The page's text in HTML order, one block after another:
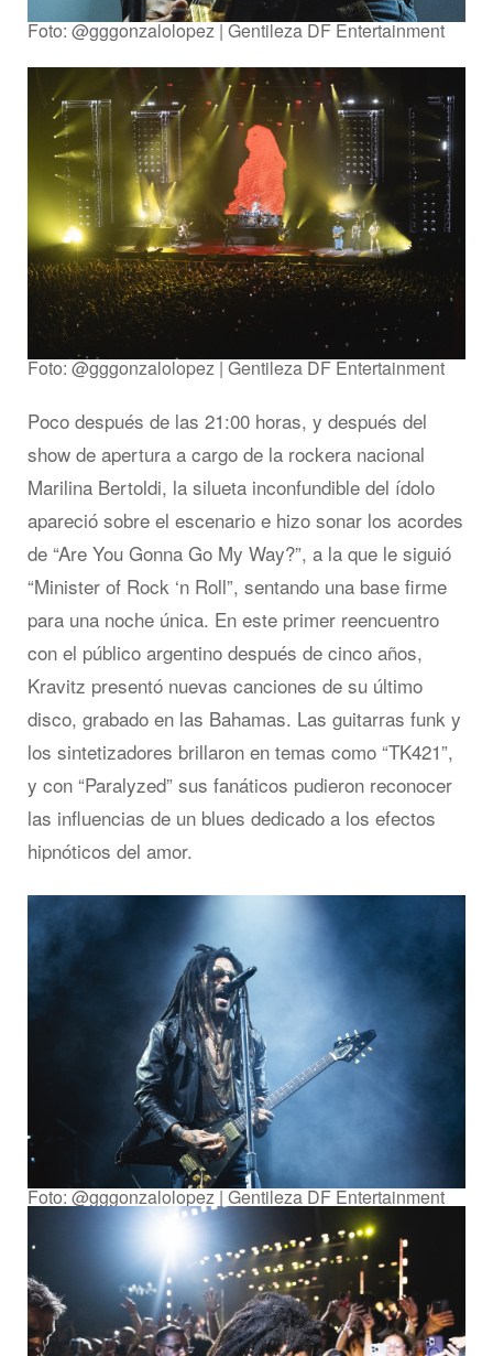
Foto: @gggonzalolopez | Gentileza DF Entertainment
Foto: @gggonzalolopez | Gentileza DF Entertainment
Poco después de las 21:00 horas, y después del
show de apertura a cargo de la rockera nacional
Marilina Bertoldi, la silueta inconfundible del ídolo
apareció sobre el escenario e hizo sonar los acordes
de “Are You Gonna Go My Way?”, a la que le siguió
“Minister of Rock ‘n Roll”, sentando una base firme
para una noche única. En este primer reencuentro
con el público argentino después de cinco años,
Kravitz presentó nuevas canciones de su último
disco, grabado en las Bahamas. Las guitarras funk y
los sintetizadores brillaron en temas como “TK421”,
y con “Paralyzed” sus fanáticos pudieron reconocer
las influencias de un blues dedicado a los efectos
hipnóticos del amor.
Foto: @gggonzalolopez | Gentileza DF Entertainment